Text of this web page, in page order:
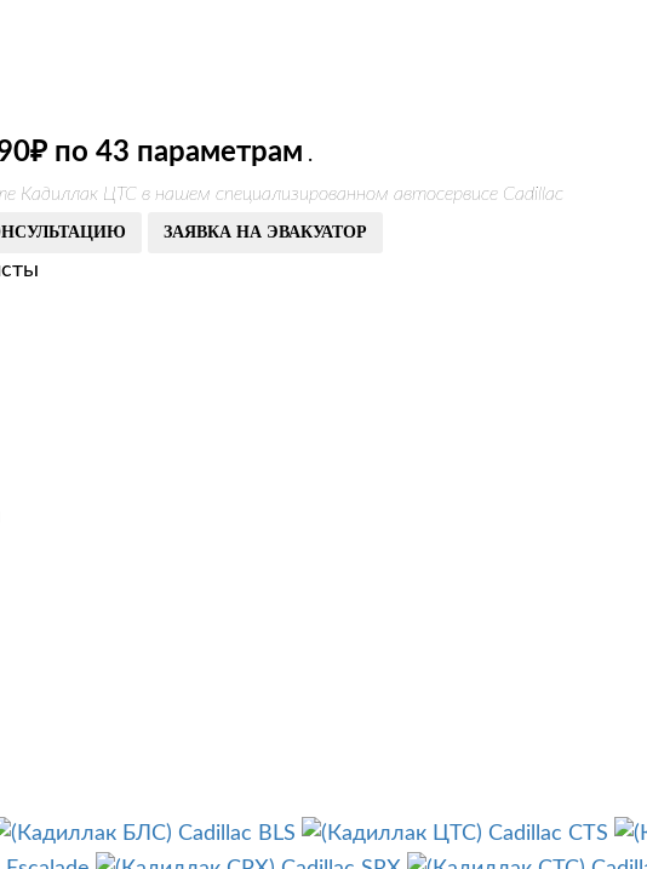
по 43 параметрам .
Кадиллак ЦТС в нашем специализированном автосервисе Cadillac
ЗАЯВКА НА ЭВАКУАТОР
Cadillac BLS
Cadillac CTS